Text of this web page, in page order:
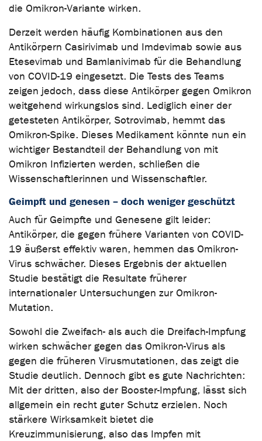
die Omikron-Variante wirken.
Derzeit werden häufig Kombinationen aus den
Antikörpern Casirivimab und Imdevimab sowie aus
Etesevimab und Bamlanivimab für die Behandlung
von COVID-19 eingesetzt. Die Tests des Teams
zeigen jedoch, dass diese Antikörper gegen Omikron
weitgehend wirkungslos sind. Lediglich einer der
getesteten Antikörper, Sotrovimab, hemmt das
Omikron-Spike. Dieses Medikament könnte nun ein
wichtiger Bestandteil der Behandlung von mit
Omikron Infizierten werden, schließen die
Wissenschaftlerinnen und Wissenschaftler.
Geimpft und genesen – doch weniger geschützt
Auch für Geimpfte und Genesene gilt leider:
Antikörper, die gegen frühere Varianten von COVID-
19 äußerst effektiv waren, hemmen das Omikron-
Virus schwächer. Dieses Ergebnis der aktuellen
Studie bestätigt die Resultate früherer
internationaler Untersuchungen zur Omikron-
Mutation.
Sowohl die Zweifach- als auch die Dreifach-Impfung
wirken schwächer gegen das Omikron-Virus als
gegen die früheren Virusmutationen, das zeigt die
Studie deutlich. Dennoch gibt es gute Nachrichten:
Mit der dritten, also der Booster-Impfung, lässt sich
allgemein ein recht guter Schutz erzielen. Noch
stärkere Wirksamkeit bietet die
Kreuzimmunisierung, also das Impfen mit